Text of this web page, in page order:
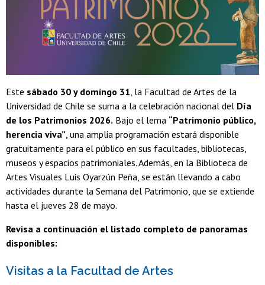
Este sábado 30 y domingo 31 , la Facultad de Artes de la
Universidad de Chile se suma a la celebración nacional del Día
de los Patrimonios 2026. Bajo el lema “Patrimonio público,
herencia viva” , una amplia programación estará disponible
gratuitamente para el público en sus facultades, bibliotecas,
museos y espacios patrimoniales. Además, en la Biblioteca de
Artes Visuales Luis Oyarzún Peña, se están llevando a cabo
actividades durante la Semana del Patrimonio, que se extiende
hasta el jueves 28 de mayo.
Revisa a continuación el listado completo de panoramas
disponibles:
Visitas a la Facultad de Artes